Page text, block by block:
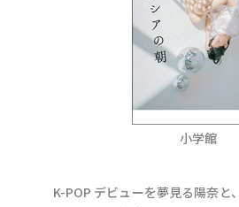
小学館
K-POP デビューを夢見る陽奈と